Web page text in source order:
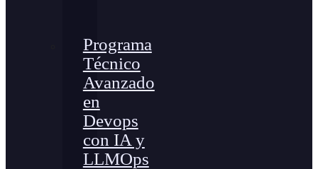
Programa
Técnico
Avanzado
en
Devops
con IA y
LLMOps